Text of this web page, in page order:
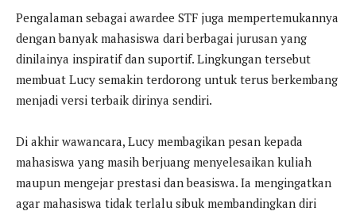
Pengalaman sebagai awardee STF juga mempertemukannya
dengan banyak mahasiswa dari berbagai jurusan yang
dinilainya inspiratif dan suportif. Lingkungan tersebut
membuat Lucy semakin terdorong untuk terus berkembang
menjadi versi terbaik dirinya sendiri.
Di akhir wawancara, Lucy membagikan pesan kepada
mahasiswa yang masih berjuang menyelesaikan kuliah
maupun mengejar prestasi dan beasiswa. Ia mengingatkan
agar mahasiswa tidak terlalu sibuk membandingkan diri